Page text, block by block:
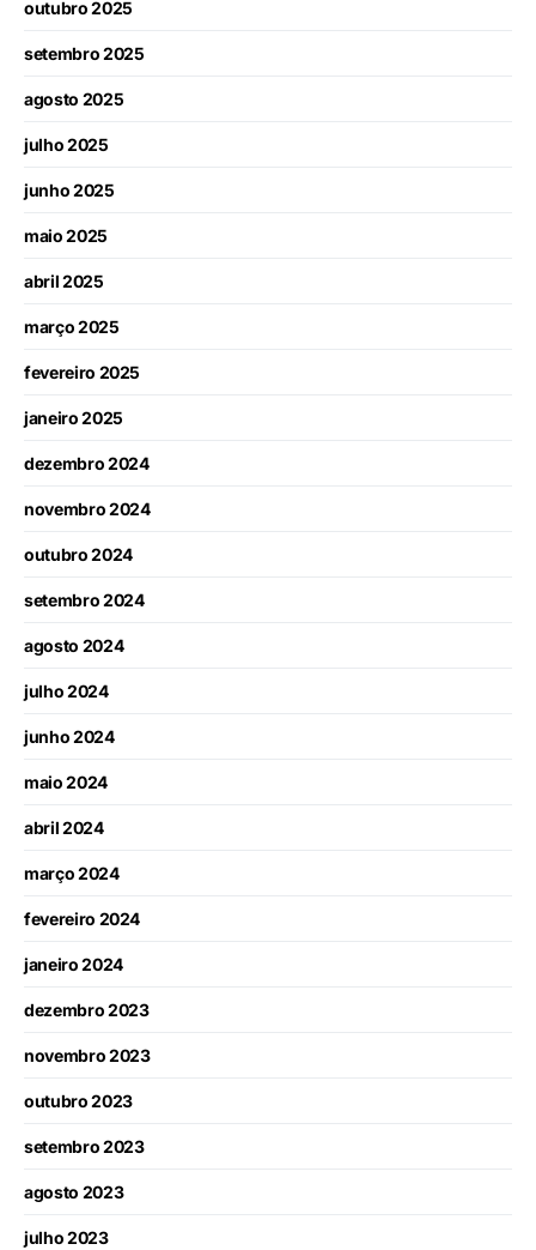
outubro 2025
setembro 2025
agosto 2025
julho 2025
junho 2025
maio 2025
abril 2025
março 2025
fevereiro 2025
janeiro 2025
dezembro 2024
novembro 2024
outubro 2024
setembro 2024
agosto 2024
julho 2024
junho 2024
maio 2024
abril 2024
março 2024
fevereiro 2024
janeiro 2024
dezembro 2023
novembro 2023
outubro 2023
setembro 2023
agosto 2023
julho 2023